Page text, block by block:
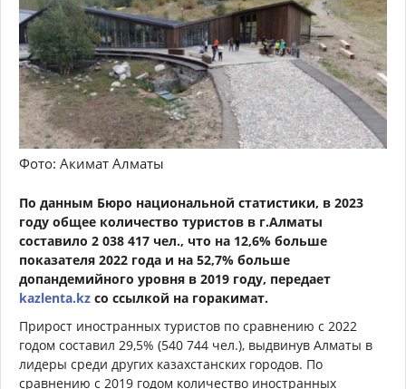
Фото: Акимат Алматы
По данным Бюро национальной статистики, в 2023
году общее количество туристов в г.Алматы
составило 2 038 417 чел., что на 12,6% больше
показателя 2022 года и на 52,7% больше
допандемийного уровня в 2019 году, передает
kazlenta.kz со ссылкой на горакимат.
Прирост иностранных туристов по сравнению с 2022
годом составил 29,5% (540 744 чел.), выдвинув Алматы в
лидеры среди других казахстанских городов. По
сравнению с 2019 годом количество иностранных